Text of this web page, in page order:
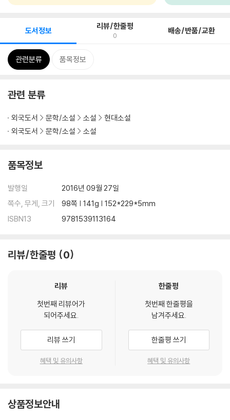
도서정보 리뷰/한줄평
0 배송/반품/교환
관련분류 품목정보
관련 분류
외국도서 문학/소설 소설
현대소설
외국도서
문학/소설 소설
품목정보
발행일
2016년 09월 27일
쪽수, 무게, 크기
98쪽 | 141g | 152*229*5mm
ISBN13
9781539113164
리뷰/한줄평 0
리뷰
첫번째 리뷰어가
되어주세요.
리뷰 쓰기
혜택 및 유의사항
한줄평
첫번째 한줄평을
남겨주세요.
한줄평 쓰기
혜택 및 유의사항
상품정보안내